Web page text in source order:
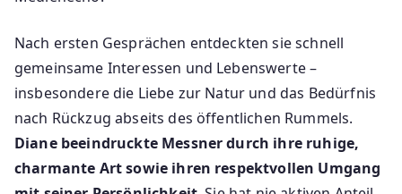
Nach ersten Gesprächen entdeckten sie schnell
gemeinsame Interessen und Lebenswerte –
insbesondere die Liebe zur Natur und das Bedürfnis
nach Rückzug abseits des öffentlichen Rummels.
Diane beeindruckte Messner durch ihre ruhige,
charmante Art sowie ihren respektvollen Umgang